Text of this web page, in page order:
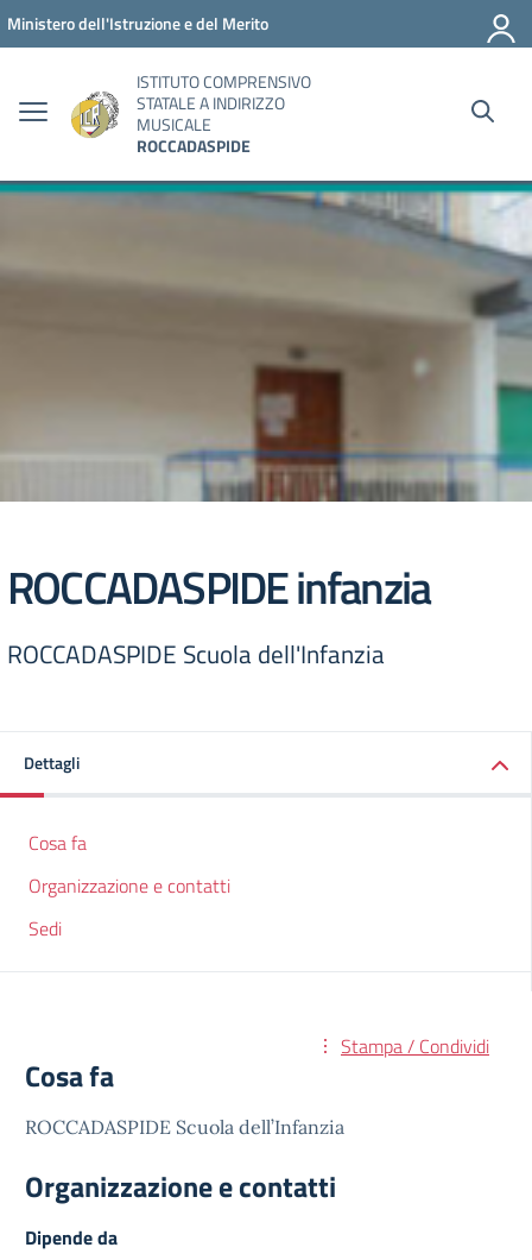
Vai ai contenuti
Vai al menu di navigazione
Vai al footer
Ministero dell'Istruzione e del Merito
ISTITUTO COMPRENSIVO
STATALE A INDIRIZZO
MUSICALE
ROCCADASPIDE
ROCCADASPIDE infanzia
ROCCADASPIDE Scuola dell'Infanzia
Dettagli
Cosa fa
Organizzazione e contatti
Sedi
Stampa / Condividi
Cosa fa
ROCCADASPIDE Scuola dell’Infanzia
Organizzazione e contatti
Dipende da